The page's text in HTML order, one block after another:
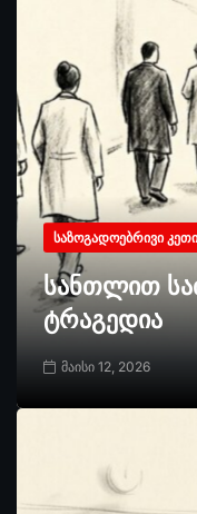
ᲡᲐᲖᲝᲒᲐᲓᲝᲔᲑᲠᲘᲕᲘ
სანთლით
ტრაგედია
მაისი 12, 2026